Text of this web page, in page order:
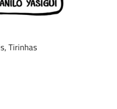
,Tirinhas